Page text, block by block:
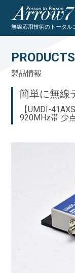
無線応用技術のトータル
簡単に無線
【UMDI-41AXS
920MHz帯 少
PRODUCTS
製品情報